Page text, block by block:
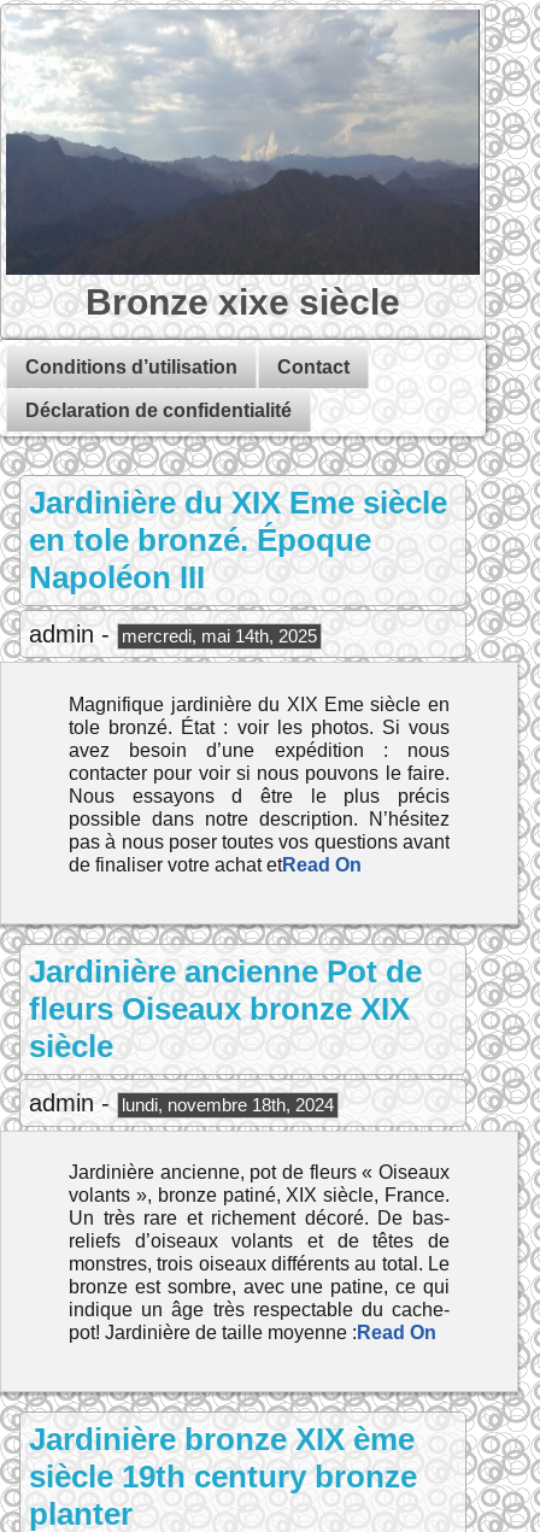
Bronze xixe siècle
Conditions d’utilisation Contact
Déclaration de confidentialité
Jardinière du XIX Eme siècle
en tole bronzé. Époque
Napoléon III
admin - mercredi, mai 14th, 2025
Magnifique jardinière du XIX Eme siècle en
tole bronzé. État : voir les photos. Si vous
avez besoin d’une expédition : nous
contacter pour voir si nous pouvons le faire.
Nous essayons d être le plus précis
possible dans notre description. N’hésitez
pas à nous poser toutes vos questions avant
de finaliser votre achat etRead On
Jardinière ancienne Pot de
fleurs Oiseaux bronze XIX
siècle
admin - lundi, novembre 18th, 2024
Jardinière ancienne, pot de fleurs « Oiseaux
volants », bronze patiné, XIX siècle, France.
Un très rare et richement décoré. De bas-
reliefs d’oiseaux volants et de têtes de
monstres, trois oiseaux différents au total. Le
bronze est sombre, avec une patine, ce qui
indique un âge très respectable du cache-
pot! Jardinière de taille moyenne : Read On
Jardinière bronze XIX ème
siècle 19th century bronze
planter